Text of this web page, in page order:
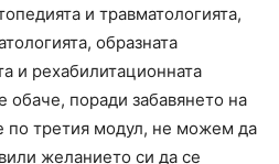
и травматологията,
образната
и рехабилитационната
поради забавянето на
по третия модул, не можем да
желанието си да се